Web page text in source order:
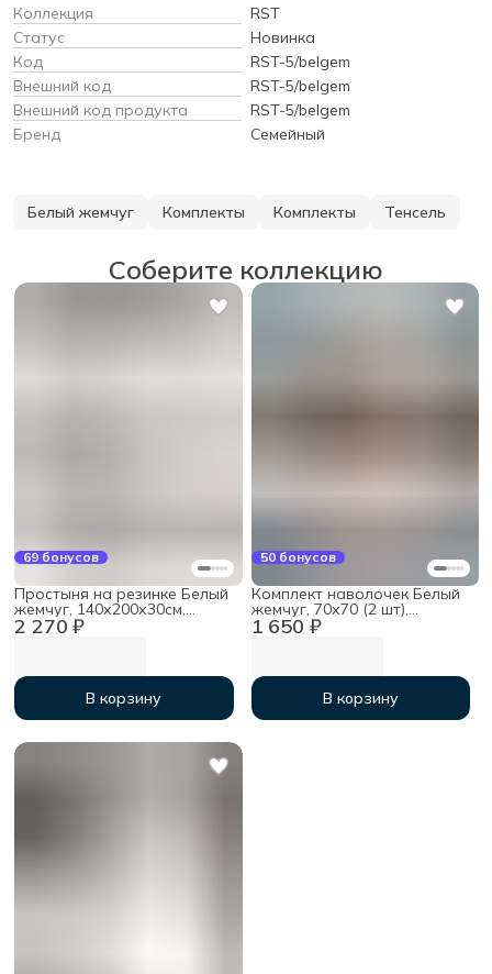
Коллекция
RST
Статус
Новинка
Код
RST-5/belgem
Внешний код
RST-5/belgem
Внешний код продукта
RST-5/belgem
Бренд
Семейный
Белый жемчуг Комплекты Комплекты Тенсель
Соберите коллекцию
69 бонусов
2 270 ₽
Простыня на резинке Белый
жемчуг, 140х200х30см,
тенсель
В корзину
50 бонусов
1 650 ₽
Комплект наволочек Белый
жемчуг, 70х70 (2 шт),
тенсель
В корзину